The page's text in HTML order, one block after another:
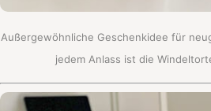
Außergewöhnliche Geschenkidee für
jedem Anlass ist die